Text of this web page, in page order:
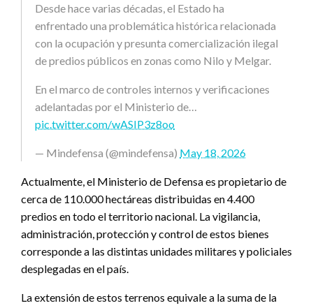
Desde hace varias décadas, el Estado ha
enfrentado una problemática histórica relacionada
con la ocupación y presunta comercialización ilegal
de predios públicos en zonas como Nilo y Melgar.
En el marco de controles internos y verificaciones
adelantadas por el Ministerio de…
pic.twitter.com/wASIP3z8oo
— Mindefensa (@mindefensa) May 18, 2026
Actualmente, el Ministerio de Defensa es propietario de
cerca de 110.000 hectáreas distribuidas en 4.400
predios en todo el territorio nacional. La vigilancia,
administración, protección y control de estos bienes
corresponde a las distintas unidades militares y policiales
desplegadas en el país.
La extensión de estos terrenos equivale a la suma de la